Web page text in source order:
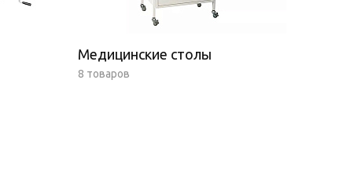
Медицинские столы
8 товаров